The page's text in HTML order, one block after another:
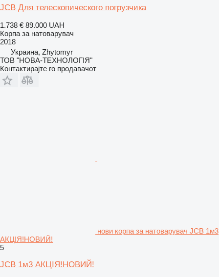
JCB Для телескопического погрузчика
1.738 € 89.000 UAH
Корпа за натоварувач
2018
Украина, Zhytomyr
ТОВ "НОВА-ТЕХНОЛОГІЯ"
Контактирајте го продавачот
нови корпа за натоварувач JCB 1м3
АКЦІЯ!НОВИЙ!
5
JCB 1м3 АКЦІЯ!НОВИЙ!